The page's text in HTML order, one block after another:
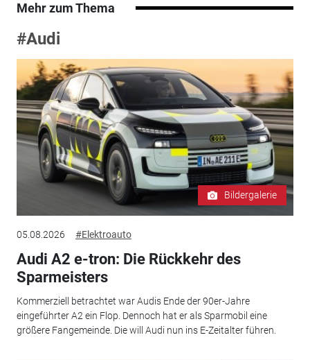
Mehr zum Thema
#Audi
Bildergalerie
05.08.2026 #Elektroauto
Audi A2 e-tron: Die Rückkehr des
Sparmeisters
Kommerziell betrachtet war Audis Ende der 90er-Jahre
eingeführter A2 ein Flop. Dennoch hat er als Sparmobil eine
größere Fangemeinde. Die will Audi nun ins E-Zeitalter führen.